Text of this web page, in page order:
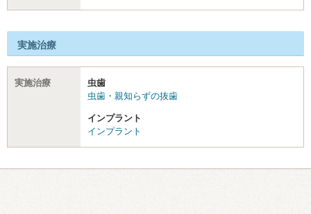
実施治療
実施治療
虫歯
虫歯・親知らずの抜歯
インプラント
インプラント